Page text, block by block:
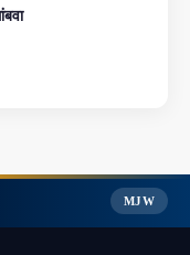
MJW